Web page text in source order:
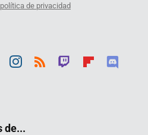
política de privacidad
de...